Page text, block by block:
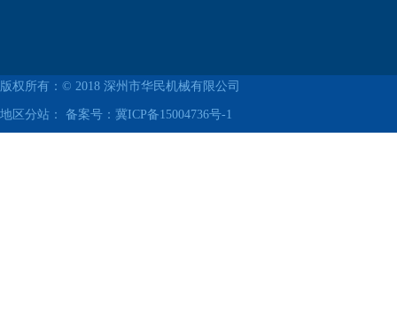
版权所有：© 2018 深州市华民机械有限公司
地区分站： 备案号： 冀ICP备15004736号-1